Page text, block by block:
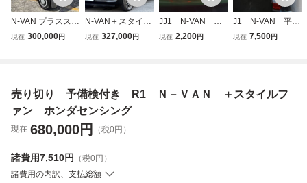
N-VAN プラススタ
イル ファン・ホン
現在 300,000円
N-VAN＋スタイル
ファン・ホンダセ
踏み間違い防止 車
線逸脱警報
現在 327,000円
JJ1 N-VAN 平
成31年 十スタイ
40 2455
現在 2,200円
J1 N-VAN 平成
31年 十スタイル
-6228L
現在 7,500円
売り切り 予備検付き R1 Ｎ－ＶＡＮ ＋スタイルフ
ァン ホンダセンシング
現在 680,000円 （税0円）
諸費用7,510円
（税0円）
諸費用の内訳、支払総額